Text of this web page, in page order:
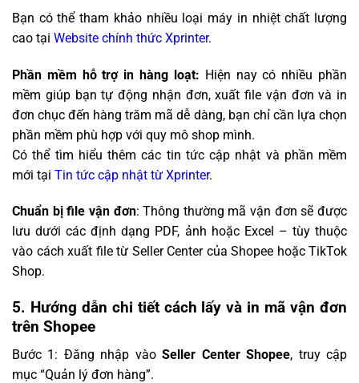
Bạn có thể tham khảo nhiều loại máy in nhiệt chất lượng
cao tại Website chính thức Xprinter.
Phần mềm hỗ trợ in hàng loạt: Hiện nay có nhiều phần
mềm giúp bạn tự động nhận đơn, xuất file vận đơn và in
đơn chục đến hàng trăm mã dễ dàng, bạn chỉ cần lựa chọn
phần mềm phù hợp với quy mô shop mình.
Có thể tìm hiểu thêm các tin tức cập nhật và phần mềm
mới tại Tin tức cập nhật từ Xprinter.
Chuẩn bị file vận đơn: Thông thường mã vận đơn sẽ được
lưu dưới các định dạng PDF, ảnh hoặc Excel – tùy thuộc
vào cách xuất file từ Seller Center của Shopee hoặc TikTok
Shop.
5. Hướng dẫn chi tiết cách lấy và in mã vận đơn
trên Shopee
Bước 1: Đăng nhập vàoSeller Center Shopee, truy cập
mục “Quản lý đơn hàng”.